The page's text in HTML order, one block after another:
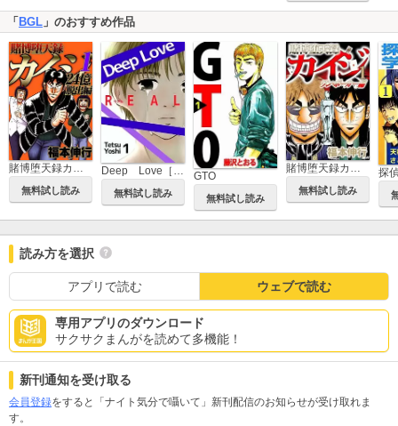
「 BGL 」のおすすめ作品
賭博堕天録カイジ 24億脱出編
無料試し読み
Deep Love［REAL]
無料試し読み
GTO
無料試し読み
無料試し読み
探
読み方を選択
アプリで読む ウェブで読む
専用アプリのダウンロード
サクサクまんがを読めて多機能！
新刊通知を受け取る
会員登録をすると「ナイト気分で囁いて」新刊配信のお知らせが受け取れま
す。